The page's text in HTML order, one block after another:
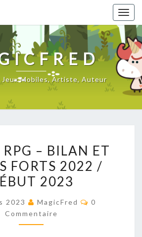
Jeux Mobiles, Artiste, Auteur
RPG
–
BILAN
TEMPS
– BILAN ET
FORTS 2022 /
2023
2023 MagicFred
0
Commentaire